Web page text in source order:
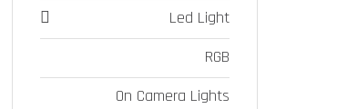
Led Light
RGB
On Camera Lights